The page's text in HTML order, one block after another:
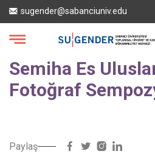
Ana
içeriğe
atla
sugender@sabanciuniv.edu
Semiha Es
Fotoğraf
Paylaş